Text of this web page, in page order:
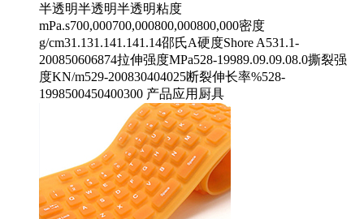
半透明半透明半透明粘度
mPa.s700,000700,000800,000800,000密度
g/cm31.131.141.141.14邵氏A硬度Shore A531.1-
200850606874拉伸强度MPa528-19989.09.09.08.0撕裂强
度KN/m529-200830404025断裂伸长率%528-
1998500450400300 产品应用厨具